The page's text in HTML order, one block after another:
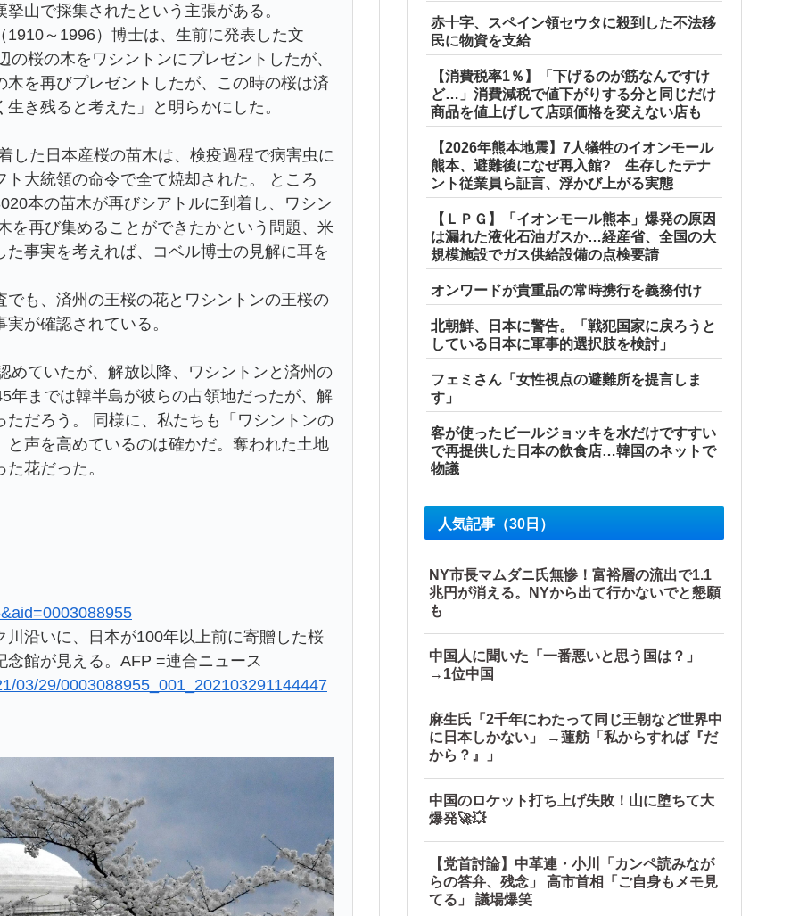
山で採集されたという主張がある。
～1996）博士は、生前に発表した文
桜の木をワシントンにプレゼントしたが、
を再びプレゼントしたが、この時の桜は済
き残ると考えた」と明らかにした。
した日本産桜の苗木は、検疫過程で病害虫に
大統領の命令で全て焼却された。 ところ
本の苗木が再びシアトルに到着し、ワシン
を再び集めることができたかという問題、米
事実を考えれば、コベル博士の見解に耳を
も、済州の王桜の花とワシントンの王桜の
が確認されている。
めていたが、解放以降、ワシントンと済州の
年までは韓半島が彼らの占領地だったが、解
だろう。 同様に、私たちも「ワシントンの
声を高めているのは確かだ。奪われた土地
花だった。
沿いに、日本が100年以上前に寄贈した桜
館が見える。AFP =連合ニュース
03/29/0003088955_001_202103291144447
赤十字、スペイン領セウタに殺到した不法移
民に物資を支給
【消費税率1％】「下げるのが筋なんですけ
ど…」消費減税で値下がりする分と同じだけ
商品を値上げして店頭価格を変えない店も
【2026年熊本地震】7人犠牲のイオンモール
熊本、避難後になぜ再入館? 生存したテナ
ント従業員ら証言、浮かび上がる実態
【ＬＰＧ】「イオンモール熊本」爆発の原因
は漏れた液化石油ガスか…経産省、全国の大
規模施設でガス供給設備の点検要請
オンワードが貴重品の常時携行を義務付け
北朝鮮、日本に警告。「戦犯国家に戻ろうと
している日本に軍事的選択肢を検討」
フェミさん「女性視点の避難所を提言しま
す」
客が使ったビールジョッキを水だけですすい
で再提供した日本の飲食店…韓国のネットで
物議
人気記事（30日）
NY市長マムダニ氏無惨！富裕層の流出で1.1
兆円が消える。NYから出て行かないでと懇願
も
中国人に聞いた「一番悪いと思う国は？」
→1位中国
麻生氏「2千年にわたって同じ王朝など世界中
に日本しかない」 →蓮舫「私からすれば『だ
から？』」
中国のロケット打ち上げ失敗！山に堕ちて大
爆発🚀💥
【党首討論】中革連・小川「カンペ読みなが
らの答弁、残念」 高市首相「ご自身もメモ見
てる」 議場爆笑